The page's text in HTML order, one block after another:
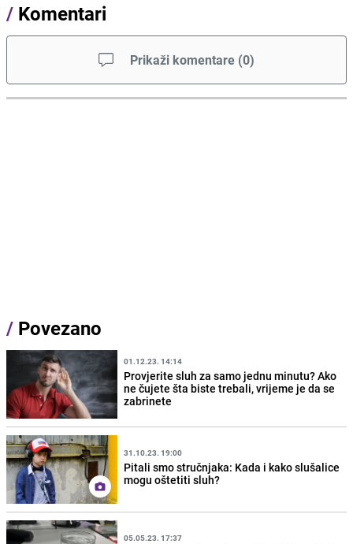
/ Komentari
Prikaži komentare (0)
/ Povezano
01.12.23. 14:14
Provjerite sluh za samo jednu minutu? Ako
ne čujete šta biste trebali, vrijeme je da se
zabrinete
31.10.23. 19:00
Pitali smo stručnjaka: Kada i kako slušalice
mogu oštetiti sluh?
05.05.23. 17:37